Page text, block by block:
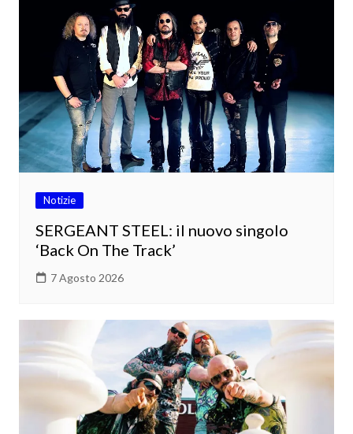
Notizie
SERGEANT STEEL: il nuovo singolo
‘Back On The Track’
7 Agosto 2026